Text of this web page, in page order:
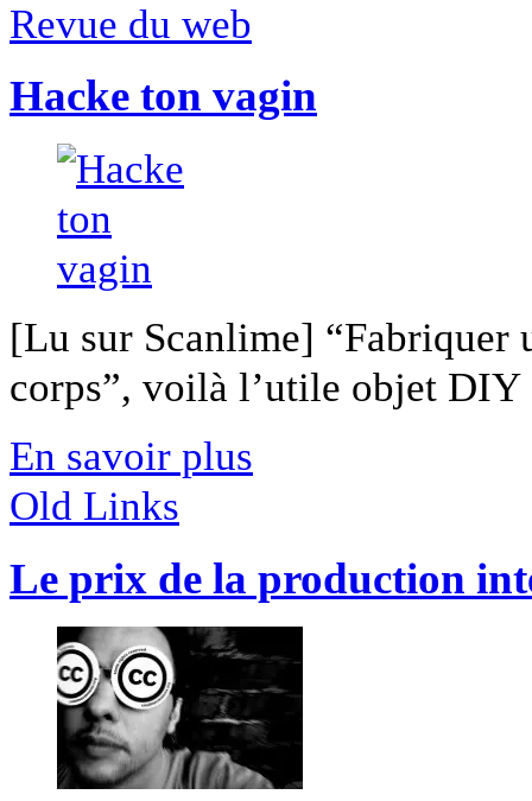
Revue du web
Hacke ton vagin
[Lu sur Scanlime] “Fabriquer
corps”, voilà l’utile objet
En savoir plus
Old Links
Le prix de la production